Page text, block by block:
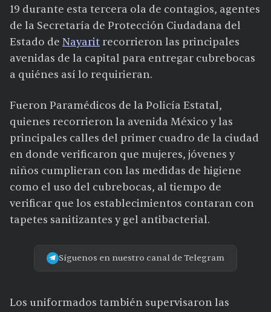
19 durante esta tercera ola de contagios, agentes
de la Secretaría de Protección Ciudadana del
Estado de Nayarit recorrieron las principales
avenidas de la capital para entregar cubrebocas
a quiénes así lo requirieran.
Fueron Paramédicos de la Policía Estatal,
quienes recorrieron la avenida México y las
principales calles del primer cuadro de la ciudad
en donde verificaron que mujeres, jóvenes y
niños cumplieran con las medidas de higiene
como el uso del cubrebocas, al tiempo de
verificar que los establecimientos contaran con
tapetes sanitizantes y gel antibacterial.
Síguenos en nuestro canal de Telegram
Los uniformados también supervisaron las